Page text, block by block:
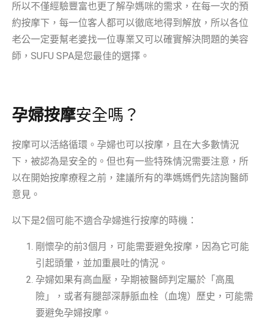
所以不僅經驗豐富也更了解孕媽咪的需求，在每一次的預
約按摩下，每一位客人都可以徹底地得到解放，所以各位
老公一定要幫老婆找一位專業又可以確實解決問題的美容
師，SUFU SPA是您最佳的選擇。
孕婦按摩安全嗎？
按摩可以活絡循環。孕婦也可以按摩，且在大多數情況
下，被認為是安全的。但也有一些特殊情況需要注意，所
以在開始按摩療程之前，建議所有的準媽媽們先諮詢醫師
意見。
以下是2個可能不適合孕婦進行按摩的時機：
剛懷孕的前3個月，可能需要避免按摩，因為它可能
引起頭暈，並加重晨吐的情況。
孕婦如果有高血壓，孕期被醫師判定屬於「高風
險」，或者有腿部深靜脈血栓（血塊）歷史，可能需
要避免孕婦按摩。